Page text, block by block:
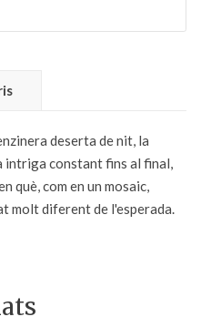
deserta de nit, la
intriga constant fins al final,
què, com en un mosaic,
molt diferent de l'esperada.